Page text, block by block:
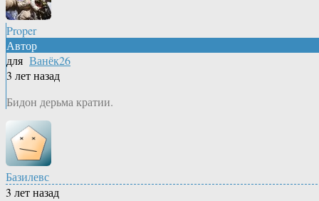
Proper
Автор
для Ванёк26
3 лет назад
Бидон дерьма кратии.
Базилевс
3 лет назад